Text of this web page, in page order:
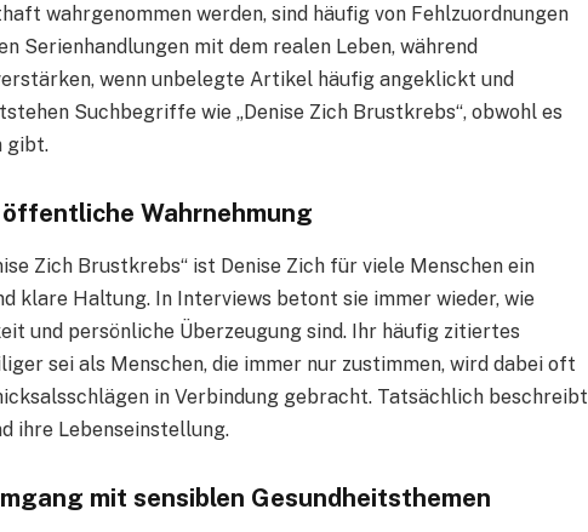
wahrgenommen werden, sind häufig von Fehlzuordnungen
Serienhandlungen mit dem realen Leben, während
wenn unbelegte Artikel häufig angeklickt und
Suchbegriffe wie „Denise Zich Brustkrebs“, obwohl es
gibt.
Wahrnehmung
Zich Brustkrebs“ ist Denise Zich für viele Menschen ein
klare Haltung. In Interviews betont sie immer wieder, wie
und persönliche Überzeugung sind. Ihr häufig zitiertes
sei als Menschen, die immer nur zustimmen, wird dabei oft
in Verbindung gebracht. Tatsächlich beschreibt
ihre Lebenseinstellung.
mit sensiblen Gesundheitsthemen